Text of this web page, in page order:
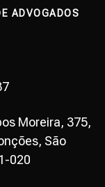
ADVOGADOS
Moreira, 375,
São
020